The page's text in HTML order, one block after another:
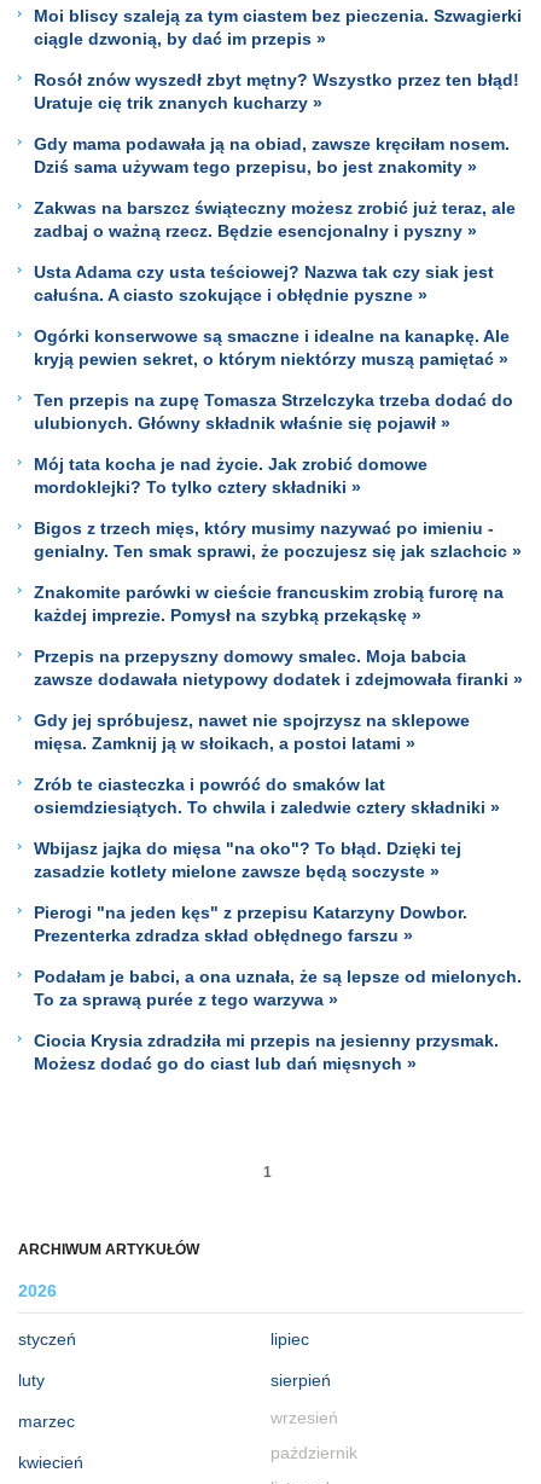
ARCHIWUM ARTYKUŁÓW
2026
styczeń
luty
marzec
kwiecień
lipiec
sierpień
wrzesień
październik
Moi bliscy szaleją za tym ciastem bez pieczenia. Szwagierki
ciągle dzwonią, by dać im przepis »
Rosół znów wyszedł zbyt mętny? Wszystko przez ten błąd!
Uratuje cię trik znanych kucharzy »
Gdy mama podawała ją na obiad, zawsze kręciłam nosem.
Dziś sama używam tego przepisu, bo jest znakomity »
Zakwas na barszcz świąteczny możesz zrobić już teraz, ale
zadbaj o ważną rzecz. Będzie esencjonalny i pyszny »
Usta Adama czy usta teściowej? Nazwa tak czy siak jest
całuśna. A ciasto szokujące i obłędnie pyszne »
Ogórki konserwowe są smaczne i idealne na kanapkę. Ale
kryją pewien sekret, o którym niektórzy muszą pamiętać »
Ten przepis na zupę Tomasza Strzelczyka trzeba dodać do
ulubionych. Główny składnik właśnie się pojawił »
Mój tata kocha je nad życie. Jak zrobić domowe
mordoklejki? To tylko cztery składniki »
Bigos z trzech mięs, który musimy nazywać po imieniu -
genialny. Ten smak sprawi, że poczujesz się jak szlachcic »
Znakomite parówki w cieście francuskim zrobią furorę na
każdej imprezie. Pomysł na szybką przekąskę »
Przepis na przepyszny domowy smalec. Moja babcia
zawsze dodawała nietypowy dodatek i zdejmowała firanki »
Gdy jej spróbujesz, nawet nie spojrzysz na sklepowe
mięsa. Zamknij ją w słoikach, a postoi latami »
Zrób te ciasteczka i powróć do smaków lat
osiemdziesiątych. To chwila i zaledwie cztery składniki »
Wbijasz jajka do mięsa "na oko"? To błąd. Dzięki tej
zasadzie kotlety mielone zawsze będą soczyste »
Pierogi "na jeden kęs" z przepisu Katarzyny Dowbor.
Prezenterka zdradza skład obłędnego farszu »
Podałam je babci, a ona uznała, że są lepsze od mielonych.
To za sprawą purée z tego warzywa »
Ciocia Krysia zdradziła mi przepis na jesienny przysmak.
Możesz dodać go do ciast lub dań mięsnych »
1